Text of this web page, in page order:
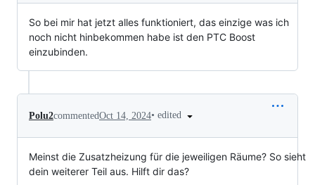
So bei mir hat jetzt alles funktioniert, das einzige was ich
noch nicht hinbekommen habe ist den PTC Boost
einzubinden.
Polu2commentedOct 14, 2024• edited
Meinst die Zusatzheizung für die jeweiligen Räume? So sieht
dein weiterer Teil aus. Hilft dir das?